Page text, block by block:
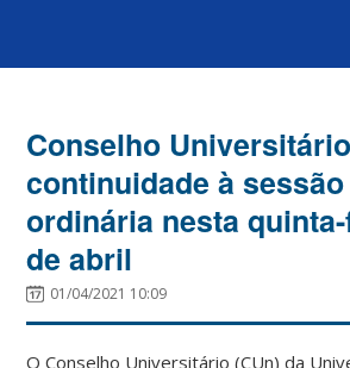
Conselho
continuidade à sessão
ordinária nesta quinta-
de abril
01/04/2021 10:09
O Conselho Universitário (CUn) da